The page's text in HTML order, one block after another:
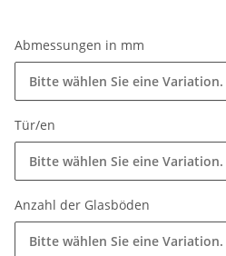
Abmessungen in mm
Bitte wählen Sie eine Variation.
Tür/en
Bitte wählen Sie eine Variation.
Anzahl der Glasböden
Bitte wählen Sie eine Variation.